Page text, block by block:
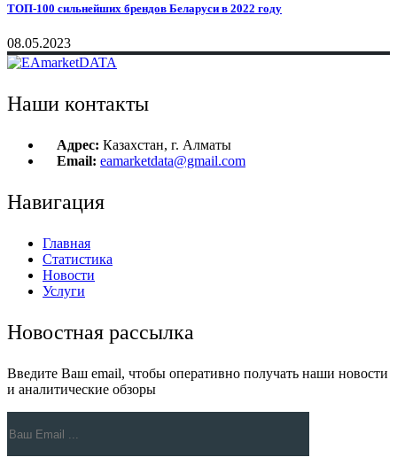
ТОП-100 сильнейших брендов Беларуси в 2022 году
08.05.2023
Наши контакты
Адрес: Казахстан, г. Алматы
Email: eamarketdata@gmail.com
Навигация
Главная
Статистика
Новости
Услуги
Новостная рассылка
Введите Ваш email, чтобы оперативно получать наши новости
и аналитические обзоры